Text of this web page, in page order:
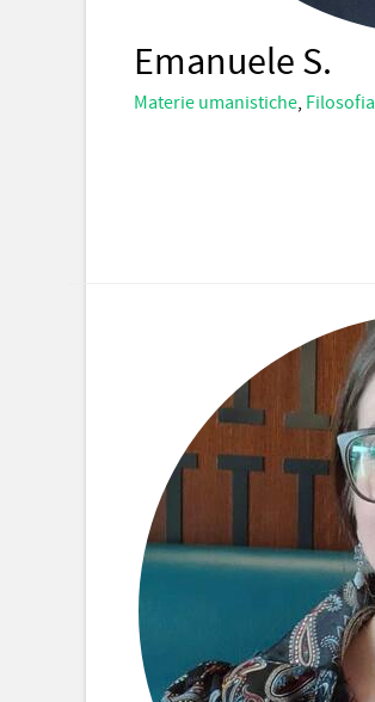
Emanuele S.
Materie umanistiche, Filosofia